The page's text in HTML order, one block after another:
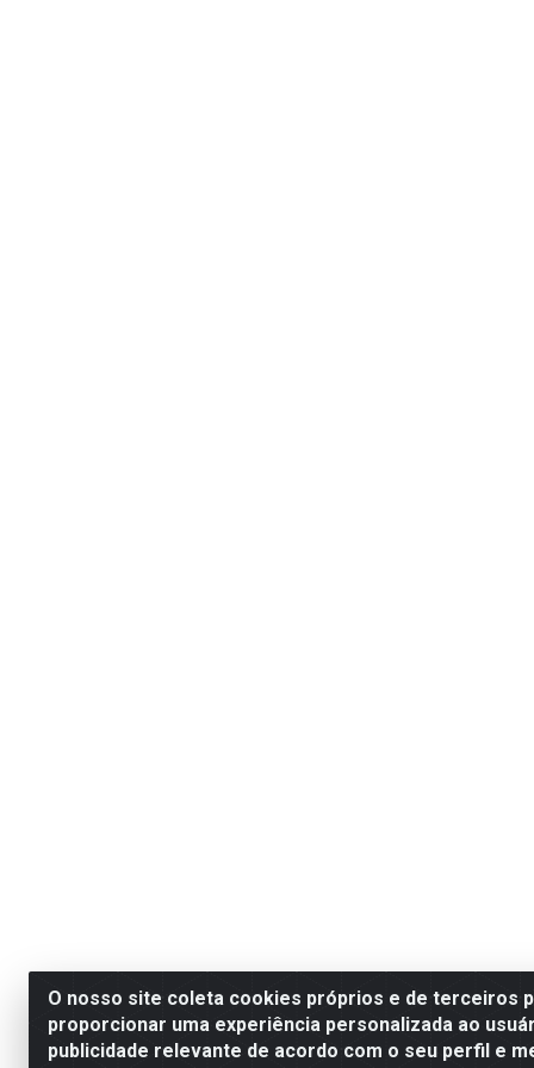
O nosso site coleta cookies próprios e de terceiros
proporcionar uma experiência personalizada ao
publicidade relevante de acordo com o seu perfil e